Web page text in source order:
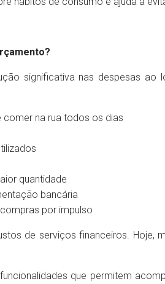
significativa nas despesas
na rua todos os dias
quantidade
bancária
por impulso
de serviços financeiros. Hoje,
que permitem